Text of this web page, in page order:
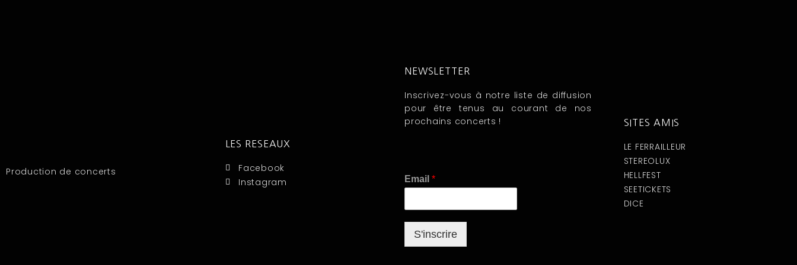
Production de concerts
LES RESEAUX
Facebook
Instagram
NEWSLETTER
Inscrivez-vous à notre liste de diffusion
pour être tenus au courant de nos
prochains concerts !
E
m
i
l
Email *
S'inscrire
SITES AMIS
LE FERRAILLEUR
STEREOLUX
HELLFEST
SEETICKETS
DICE